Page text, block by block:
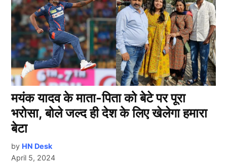
मयंक यादव के माता-पिता को बेटे पर पूरा
भरोसा, बोले जल्द ही देश के लिए खेलेगा हमारा
बेटा
by HN Desk
April 5, 2024